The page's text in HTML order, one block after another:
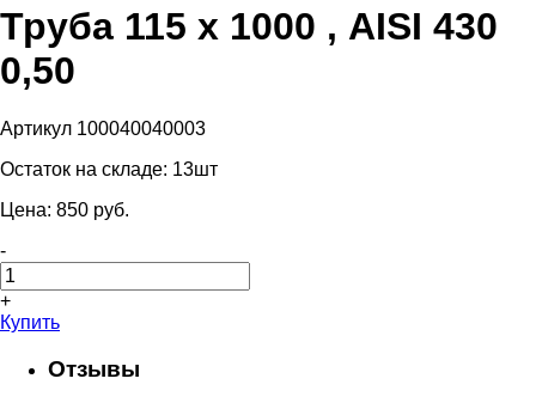
Труба 115 х 1000 , AISI 430
0,50
Артикул 100040040003
Остаток на складе: 13шт
Цена: 850 pуб.
-
+
Купить
Отзывы